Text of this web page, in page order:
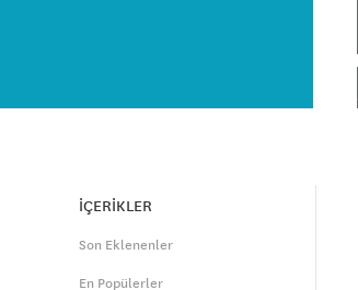
İÇERİKLER
Son Eklenenler
En Popülerler